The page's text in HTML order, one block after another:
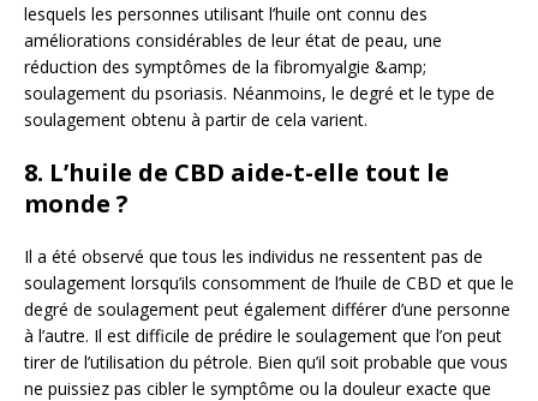
lesquels les personnes utilisant l’huile ont connu des
améliorations considérables de leur état de peau, une
réduction des symptômes de la fibromyalgie &amp;
soulagement du psoriasis. Néanmoins, le degré et le type de
soulagement obtenu à partir de cela varient.
8. L’huile de CBD aide-t-elle tout le
monde ?
Il a été observé que tous les individus ne ressentent pas de
soulagement lorsqu’ils consomment de l’huile de CBD et que le
degré de soulagement peut également différer d’une personne
à l’autre. Il est difficile de prédire le soulagement que l’on peut
tirer de l’utilisation du pétrole. Bien qu’il soit probable que vous
ne puissiez pas cibler le symptôme ou la douleur exacte que